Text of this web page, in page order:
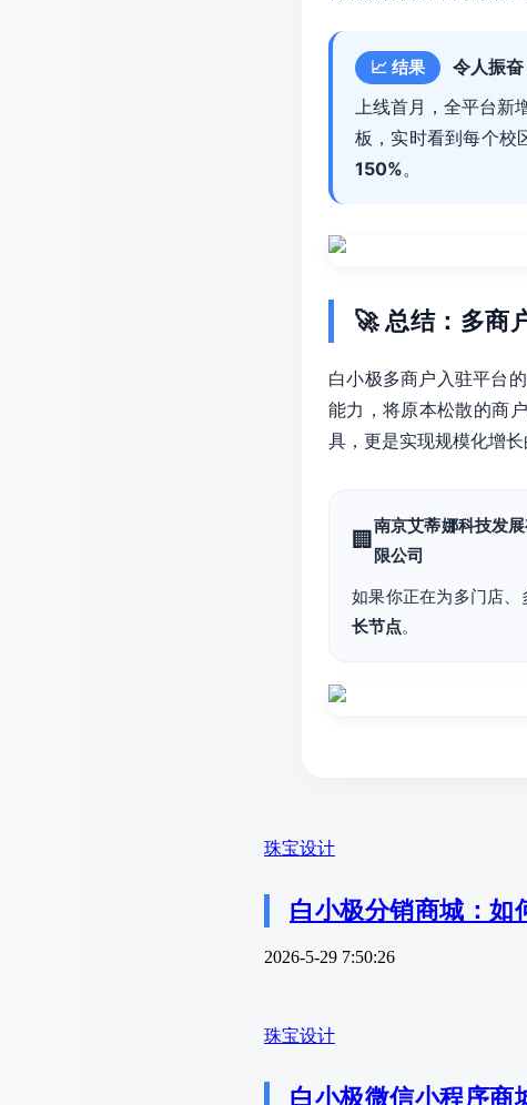
📈 结果
令人振奋
上线首月，全平台新
板，实时看到每个校
150%。
🚀 总结：多商
白小极多商户入驻平台
能力，将原本松散的商
具，更是实现规模化增长
🏢
南京艾蒂娜科技发
限公司
如果你正在为多门店
长节点。
珠宝设计
白小极分销商城：如
2026-5-29 7:50:26
珠宝设计
白小极微信小程序商